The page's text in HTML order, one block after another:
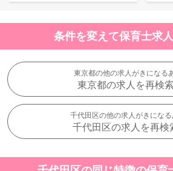
条件を変えて保育士求
東京都の他の求人がきになる
東京都の求人を再検
千代田区の他の求人がきにな
千代田区の求人を再検